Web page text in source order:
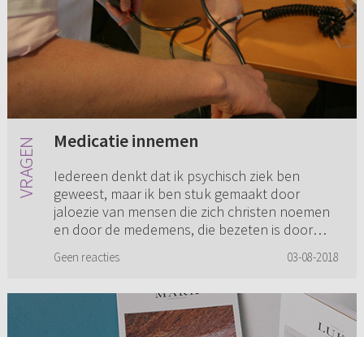
Medicatie innemen
Iedereen denkt dat ik psychisch ziek ben
geweest, maar ik ben stuk gemaakt door
jaloezie van mensen die zich christen noemen
en door de medemens, die bezeten is door
Geen reacties 03-08-2018